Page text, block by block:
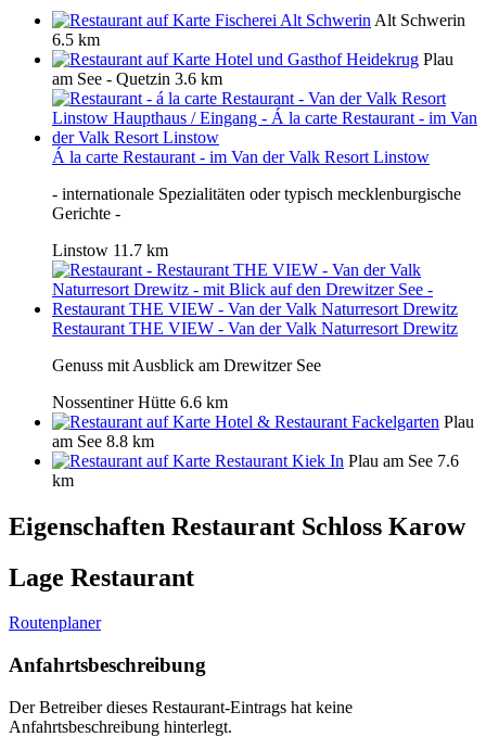
Fischerei Alt Schwerin Alt Schwerin
6.5 km
Hotel und Gasthof Heidekrug Plau
am See - Quetzin 3.6 km
Á la carte Restaurant - im Van der Valk Resort Linstow
- internationale Spezialitäten oder typisch mecklenburgische
Gerichte -
Linstow 11.7 km
Restaurant THE VIEW - Van der Valk Naturresort Drewitz
Genuss mit Ausblick am Drewitzer See
Nossentiner Hütte 6.6 km
Hotel & Restaurant Fackelgarten Plau
am See 8.8 km
Restaurant Kiek In Plau am See 7.6
km
Eigenschaften Restaurant Schloss Karow
Lage Restaurant
Routenplaner
Anfahrtsbeschreibung
Der Betreiber dieses Restaurant-Eintrags hat keine
Anfahrtsbeschreibung hinterlegt.